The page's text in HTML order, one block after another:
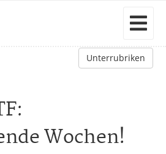
Unterrubriken
Wochen!